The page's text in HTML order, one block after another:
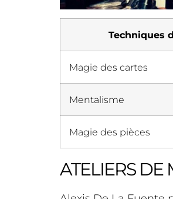
Techniques
Magie des cartes
Mentalisme
Magie des pièces
ATELIERS DE